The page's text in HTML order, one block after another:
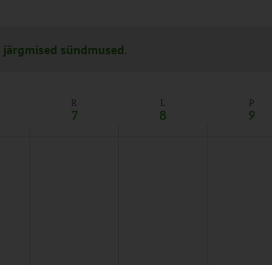
järgmised sündmused
R
7
L
8
P
9